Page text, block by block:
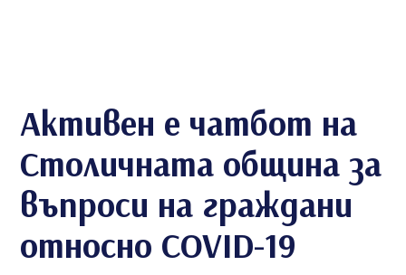
Aктивен e чатбот на
Столичната община за
въпроси на граждани
относно COVID-19